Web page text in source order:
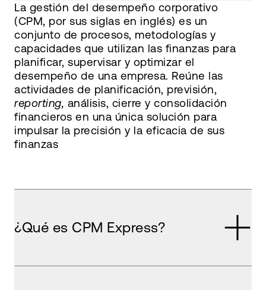
La gestión del desempeño corporativo
(CPM, por sus siglas en inglés) es un
conjunto de procesos, metodologías y
capacidades que utilizan las finanzas para
planificar, supervisar y optimizar el
desempeño de una empresa. Reúne las
actividades de planificación, previsión,
reporting, análisis, cierre y consolidación
financieros en una única solución para
impulsar la precisión y la eficacia de sus
finanzas
¿Qué es CPM Express?